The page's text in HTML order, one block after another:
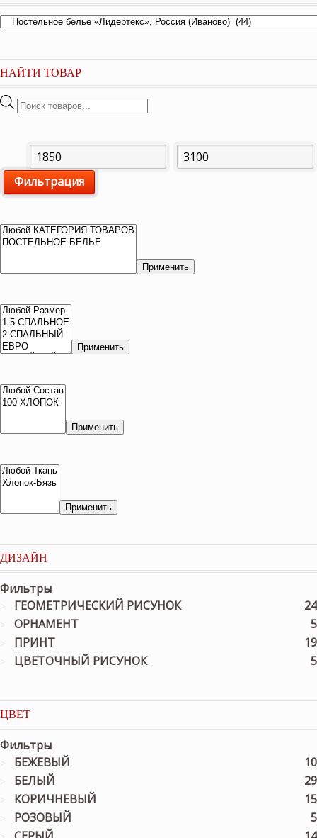
НАЙТИ ТОВАР
Поиск
Минимальная
цена
Максимальная
Фильтрация
Применить
Применить
Применить
Применить
ДИЗАЙН
Фильтры
ГЕОМЕТРИЧЕСКИЙ РИСУНОК
24
ОРНАМЕНТ
5
ПРИНТ
19
ЦВЕТОЧНЫЙ РИСУНОК
5
ЦВЕТ
Фильтры
БЕЖЕВЫЙ
10
БЕЛЫЙ
29
КОРИЧНЕВЫЙ
15
РОЗОВЫЙ
5